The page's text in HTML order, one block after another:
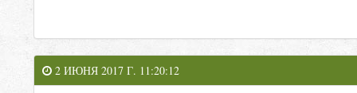
2 ИЮНЯ 2017 Г. 11:20:12